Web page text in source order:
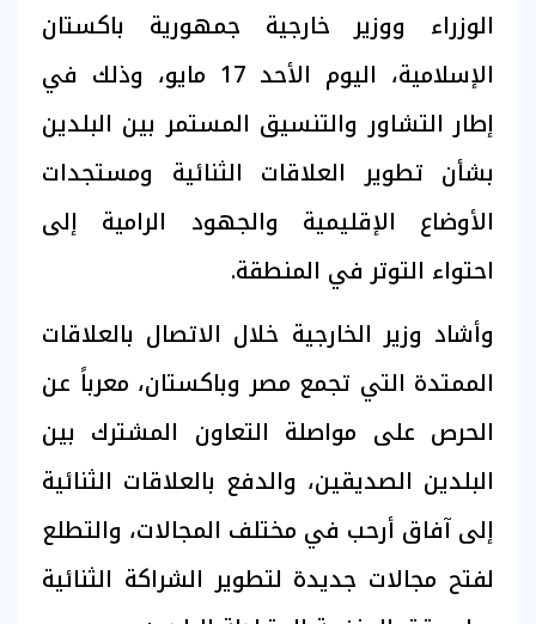
الوزراء ووزير خارجية جمهورية باكستان
الإسلامية، اليوم الأحد 17 مايو، وذلك في
إطار التشاور والتنسيق المستمر بين البلدين
بشأن تطوير العلاقات الثنائية ومستجدات
الأوضاع الإقليمية والجهود الرامية إلى
احتواء التوتر في المنطقة.
وأشاد وزير الخارجية خلال الاتصال بالعلاقات
الممتدة التي تجمع مصر وباكستان، معرباً عن
الحرص على مواصلة التعاون المشترك بين
البلدين الصديقين، والدفع بالعلاقات الثنائية
إلى آفاق أرحب في مختلف المجالات، والتطلع
لفتح مجالات جديدة لتطوير الشراكة الثنائية